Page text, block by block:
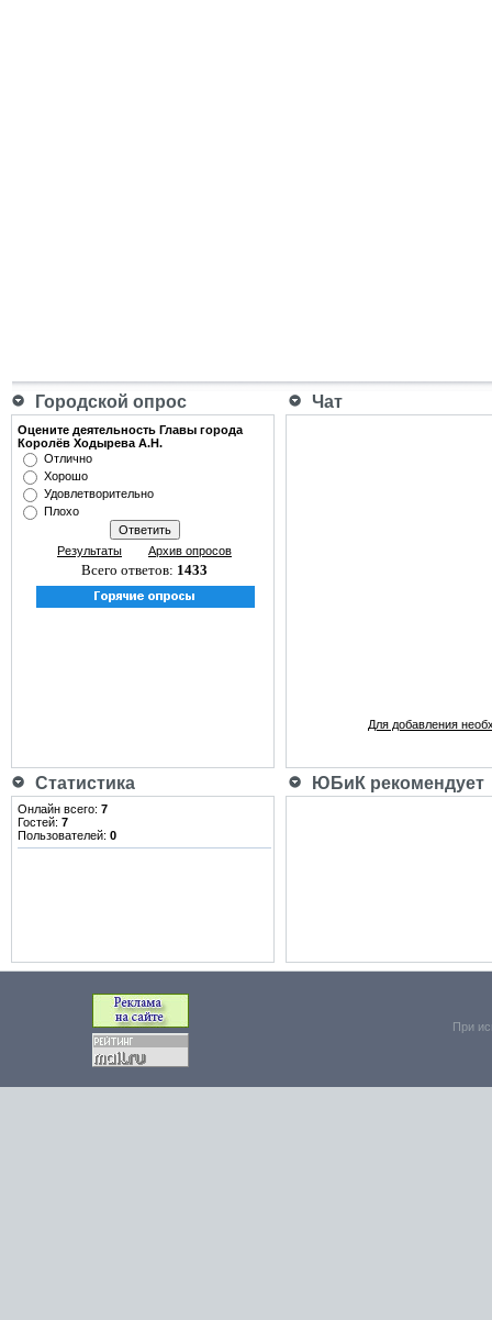
Городской опрос Чат
Оцените деятельность Главы города
Королёв Ходырева А.Н.
Отлично
Хорошо
Удовлетворительно
Плохо
Результаты Архив опросов
Всего ответов: 1433
Для добавления
Статистика ЮБиК рекомендует
Онлайн всего: 7
Гостей: 7
Пользователей: 0
При